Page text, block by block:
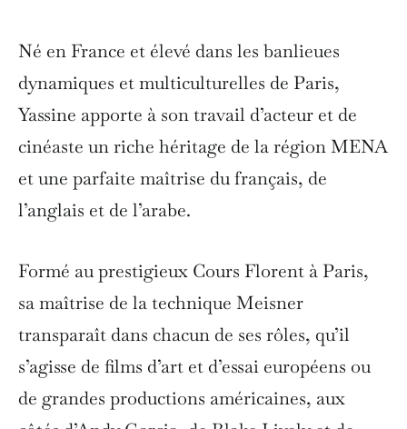
Né en France et élevé dans les banlieues
dynamiques et multiculturelles de Paris,
Yassine apporte à son travail d’acteur et de
cinéaste un riche héritage de la région MENA
et une parfaite maîtrise du français, de
l’anglais et de l’arabe.
Formé au prestigieux Cours Florent à Paris,
sa maîtrise de la technique Meisner
transparaît dans chacun de ses rôles, qu’il
s’agisse de films d’art et d’essai européens ou
de grandes productions américaines, aux